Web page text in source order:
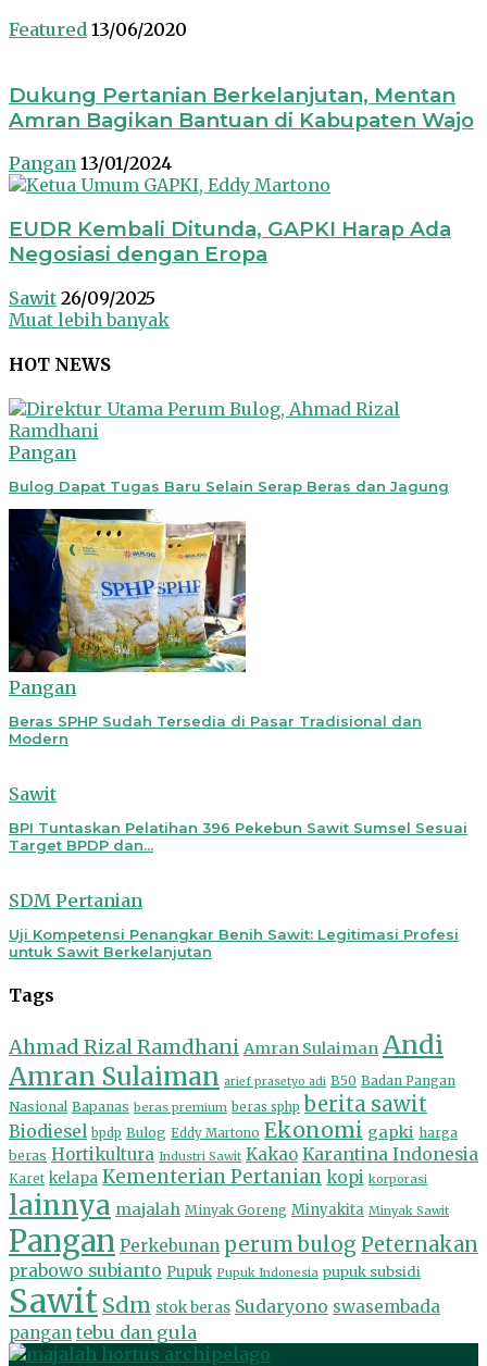
Featured 13/06/2020
Dukung Pertanian Berkelanjutan, Mentan
Amran Bagikan Bantuan di Kabupaten Wajo
Pangan 13/01/2024
EUDR Kembali Ditunda, GAPKI Harap Ada
Negosiasi dengan Eropa
Sawit 26/09/2025
Muat lebih banyak
HOT NEWS
Pangan
Bulog Dapat Tugas Baru Selain Serap Beras dan Jagung
Pangan
Beras SPHP Sudah Tersedia di Pasar Tradisional dan
Modern
Sawit
BPI Tuntaskan Pelatihan 396 Pekebun Sawit Sumsel Sesuai
Target BPDP dan...
SDM Pertanian
Uji Kompetensi Penangkar Benih Sawit: Legitimasi Profesi
untuk Sawit Berkelanjutan
Tags
Ahmad Rizal Ramdhani Amran Sulaiman Andi
Amran Sulaiman arief prasetyo adi B50 Badan Pangan
Nasional Bapanas beras premium beras sphp berita sawit
Biodiesel bpdp Bulog Eddy Martono Ekonomi gapki harga
beras Hortikultura Industri Sawit Kakao Karantina Indonesia
Karet kelapa Kementerian Pertanian kopi korporasi
lainnya majalah Minyak Goreng Minyakita Minyak Sawit
Pangan Perkebunan perum bulog Peternakan
prabowo subianto Pupuk Pupuk Indonesia pupuk subsidi
Sawit Sdm stok beras Sudaryono swasembada
pangan tebu dan gula